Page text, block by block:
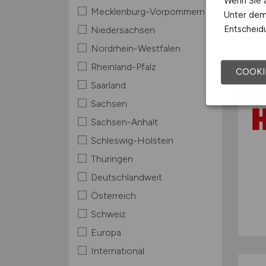
Mecklenburg-Vorpommern
Niedersachsen
Nordrhein-Westfalen
Rheinland-Pfalz
Saarland
Sachsen
Sachsen-Anhalt
Schleswig-Holstein
Thüringen
Deutschlandweit
Österreich
Schweiz
Europa
International
Unter